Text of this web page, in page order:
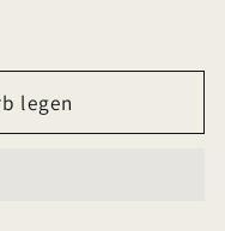
legen